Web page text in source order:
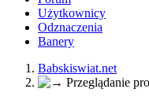
Użytkownicy
Odznaczenia
Banery
Babskiswiat.net
Przeglądanie